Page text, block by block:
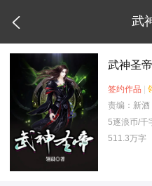
 武
武神圣帝
签约作品 |
责编：新酒
5逐浪币/千
511.3万字